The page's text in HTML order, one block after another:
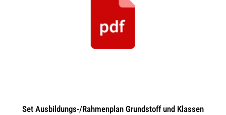
Set Ausbildungs-/Rahmenplan Grundstoff und Klassen